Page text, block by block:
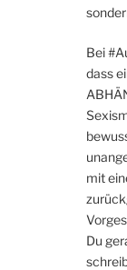
Bei
dass
mit
Du